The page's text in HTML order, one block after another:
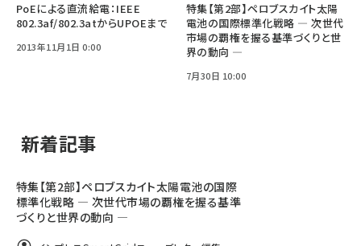
PoEによる直流給電：IEEE
802.3af/802.3atからUPOEまで
2013年11月1日 0:00
特集【第2部】ペロブスカイト太陽
電池の国際標準化戦略 ― 次世代
市場の覇権を握る基準づくりと世
界の動向 ―
7月30日 10:00
新着記事
特集【第2部】ペロブスカイト太陽電池の国際
標準化戦略 ― 次世代市場の覇権を握る基準
づくりと世界の動向 ―